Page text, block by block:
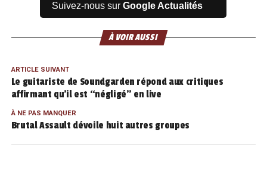
Suivez-nous surGoogle Actualités
À VOIR AUSSI
ARTICLE SUIVANT
Le guitariste de Soundgarden répond aux critiques
affirmant qu’il est “négligé” en live
À NE PAS MANQUER
Brutal Assault dévoile huit autres groupes